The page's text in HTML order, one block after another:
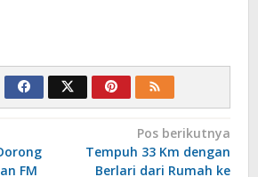
FM
Pos berikutnya
Tempuh 33 Km dengan
Berlari dari Rumah ke